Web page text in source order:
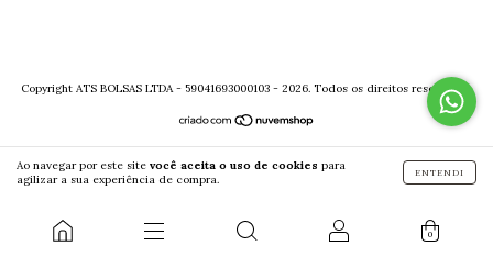
Ao navegar por este site você aceita o uso de cookies para
agilizar a sua experiência de compra.
ENTENDI
0
Copyright ATS BOLSAS LTDA - 59041693000103 - 2026. Todos os direitos reservados.